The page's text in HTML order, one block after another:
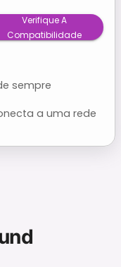
sempre
a uma rede
Verifique A
Compatibilidade